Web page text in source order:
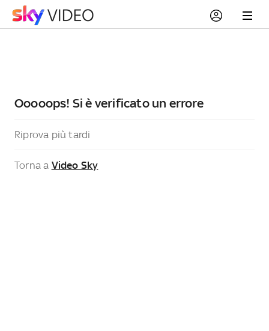
Ooooops! Si è verificato un errore
Riprova più tardi
Torna a Video Sky